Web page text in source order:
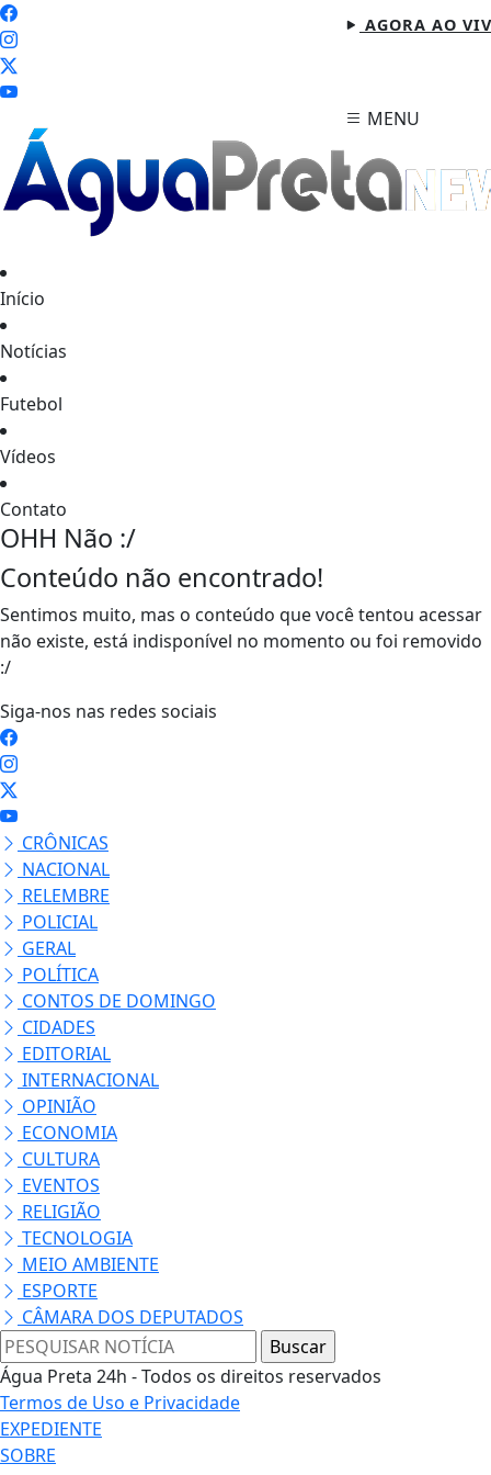
AGORA AO
MENU
Início
Notícias
Futebol
Vídeos
Contato
OHH Não :/
Conteúdo não encontrado!
Sentimos muito, mas o conteúdo que você tentou acessar
não existe, está indisponível no momento ou foi removido
:/
Siga-nos nas redes sociais
CRÔNICAS
NACIONAL
RELEMBRE
POLICIAL
GERAL
POLÍTICA
CONTOS DE DOMINGO
CIDADES
EDITORIAL
INTERNACIONAL
OPINIÃO
ECONOMIA
CULTURA
EVENTOS
RELIGIÃO
TECNOLOGIA
MEIO AMBIENTE
ESPORTE
CÂMARA DOS DEPUTADOS
Água Preta 24h - Todos os direitos reservados
Termos de Uso e Privacidade
EXPEDIENTE
SOBRE